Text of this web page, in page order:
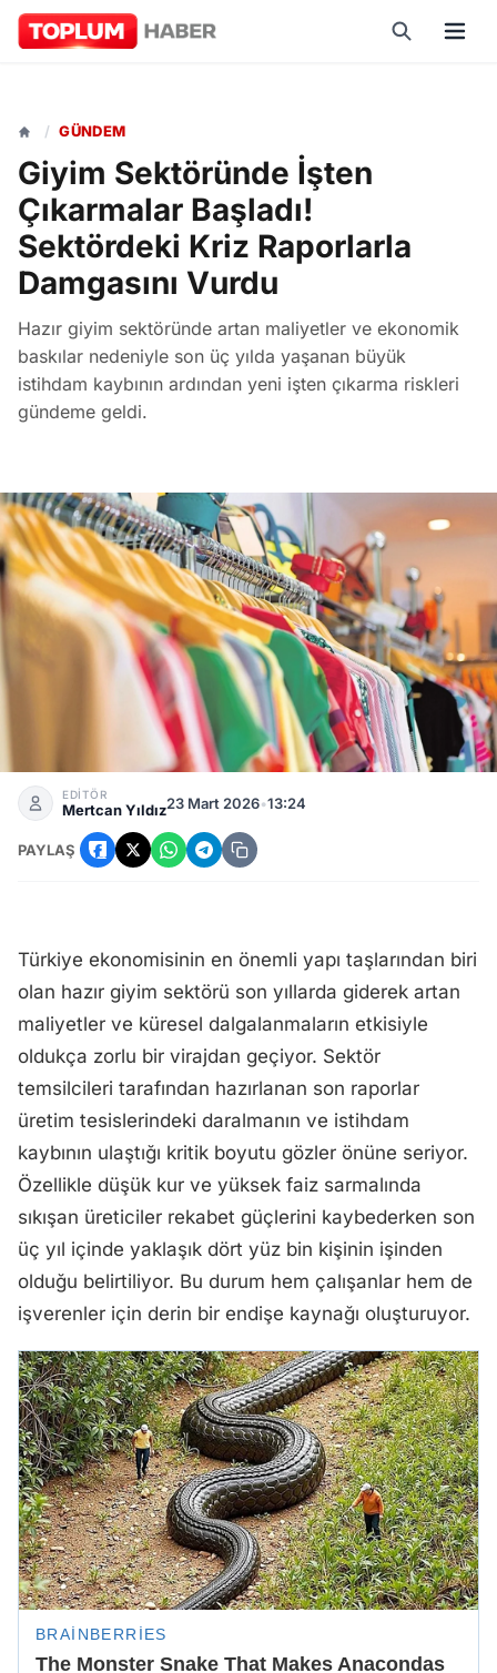
/ GÜNDEM
Giyim Sektöründe İşten
Çıkarmalar Başladı!
Sektördeki Kriz Raporlarla
Damgasını Vurdu
Hazır giyim sektöründe artan maliyetler ve ekonomik
baskılar nedeniyle son üç yılda yaşanan büyük
istihdam kaybının ardından yeni işten çıkarma riskleri
gündeme geldi.
Giyim Sektöründe İşten Çıkarmalar Başladı! Sektördeki
EDİTÖR
Mertcan Yıldız23 Mart 2026•13:24
PAYLAŞ
Türkiye ekonomisinin en önemli yapı taşlarından biri
olan hazır giyim sektörü son yıllarda giderek artan
maliyetler ve küresel dalgalanmaların etkisiyle
oldukça zorlu bir virajdan geçiyor. Sektör
temsilcileri tarafından hazırlanan son raporlar
üretim tesislerindeki daralmanın ve istihdam
kaybının ulaştığı kritik boyutu gözler önüne seriyor.
Özellikle düşük kur ve yüksek faiz sarmalında
sıkışan üreticiler rekabet güçlerini kaybederken son
üç yıl içinde yaklaşık dört yüz bin kişinin işinden
olduğu belirtiliyor. Bu durum hem çalışanlar hem de
işverenler için derin bir endişe kaynağı oluşturuyor.